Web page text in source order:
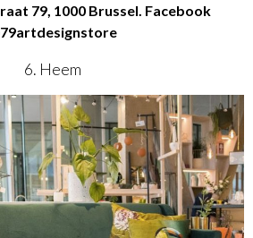
79, 1000 Brussel. Facebook
6. Heem